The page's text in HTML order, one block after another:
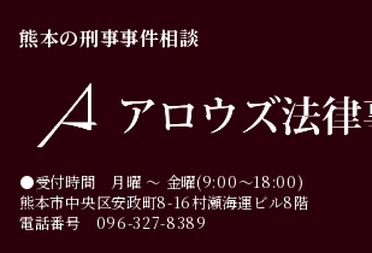
熊本の刑事事件相談
●受付時間 月曜 ～ 金曜(9:00～18:00)
熊本市中央区安政町8-16村瀬海運ビル8階
電話番号 096-327-8389